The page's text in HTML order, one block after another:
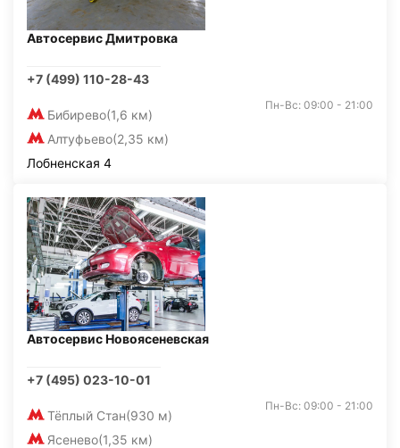
Автосервис Дмитровка
+7 (499) 110-28-43
Бибирево(1,6 км)
Алтуфьево(2,35 км)
Пн-Вс: 09:00 - 21:00
Лобненская 4
Автосервис Новоясеневская
+7 (495) 023-10-01
Тёплый Стан(930 м)
Ясенево(1,35 км)
Пн-Вс: 09:00 - 21:00